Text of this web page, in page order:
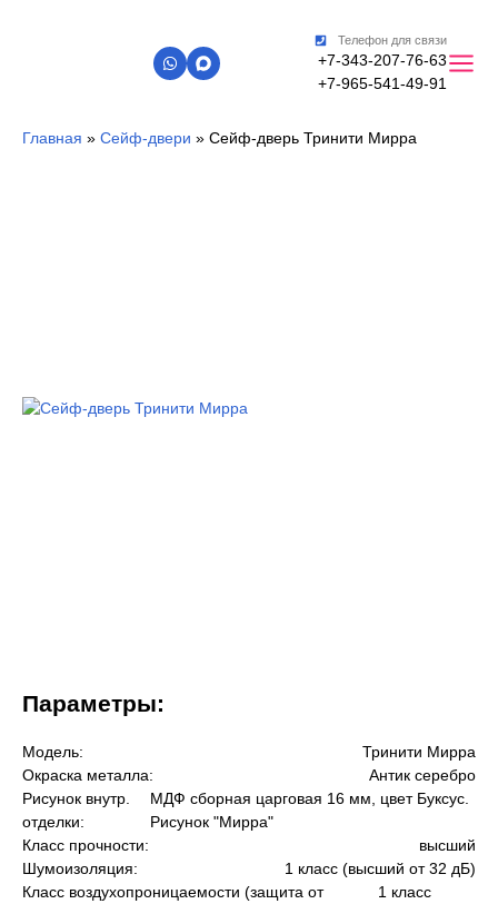
Телефон для связи
+7-343-207-76-63
+7-965-541-49-91
Главная » Сейф-двери » Сейф-дверь Тринити Мирра
Параметры:
Модель:
Тринити Мирра
Окраска металла:
Антик серебро
Рисунок внутр.
отделки:
МДФ сборная царговая 16 мм, цвет Буксус.
Рисунок "Мирра"
Класс прочности:
высший
Шумоизоляция:
1 класс (высший от 32 дБ)
Класс воздухопроницаемости (защита от
1 класс